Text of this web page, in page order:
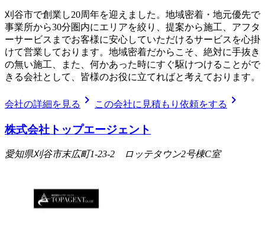
刈谷市で創業し20周年を迎えました。地域密着・地元優先で
事業所から30分圏内にエリアを絞り、提案から施工、アフタ
ーサービスまでお客様に安心していただけるサービスを心掛
けて営業しております。地域密着だからこそ、絶対に手抜き
の無い施工、また、何かあった時にすぐ駆けつけることがで
きる会社として、皆様のお役に立てればと考えております。
会社の詳細を見る chevron_right この会社に見積もり依頼をする chevron_right
株式会社トップエージェント
愛知県刈谷市末広町1-23-2 ロッテタウン2号棟C室